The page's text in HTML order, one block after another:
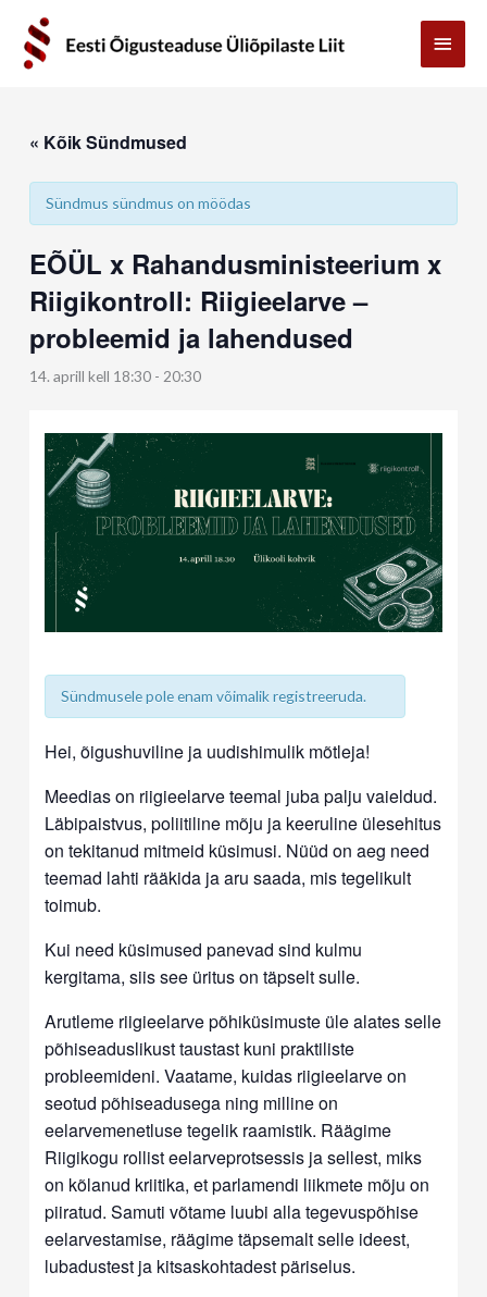
content
Main
Menu
« Kõik Sündmused
Sündmus sündmus on möödas
EÕÜL x Rahandusministeerium x
Riigikontroll: Riigieelarve –
probleemid ja lahendused
14. aprill kell 18:30 - 20:30
Sündmusele pole enam võimalik registreeruda.
Hei, õigushuviline ja uudishimulik mõtleja!
Meedias on riigieelarve teemal juba palju vaieldud.
Läbipaistvus, poliitiline mõju ja keeruline ülesehitus
on tekitanud mitmeid küsimusi. Nüüd on aeg need
teemad lahti rääkida ja aru saada, mis tegelikult
toimub.
Kui need küsimused panevad sind kulmu
kergitama, siis see üritus on täpselt sulle.
Arutleme riigieelarve põhiküsimuste üle alates selle
põhiseaduslikust taustast kuni praktiliste
probleemideni. Vaatame, kuidas riigieelarve on
seotud põhiseadusega ning milline on
eelarvemenetluse tegelik raamistik. Räägime
Riigikogu rollist eelarveprotsessis ja sellest, miks
on kõlanud kriitika, et parlamendi liikmete mõju on
piiratud. Samuti võtame luubi alla tegevuspõhise
eelarvestamise, räägime täpsemalt selle ideest,
lubadustest ja kitsaskohtadest päriselus.